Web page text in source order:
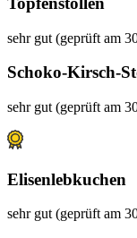
sehr gut (geprüft am
Schoko-Kirsch-
sehr gut (geprüft am
Elisenlebkuchen
sehr gut (geprüft am